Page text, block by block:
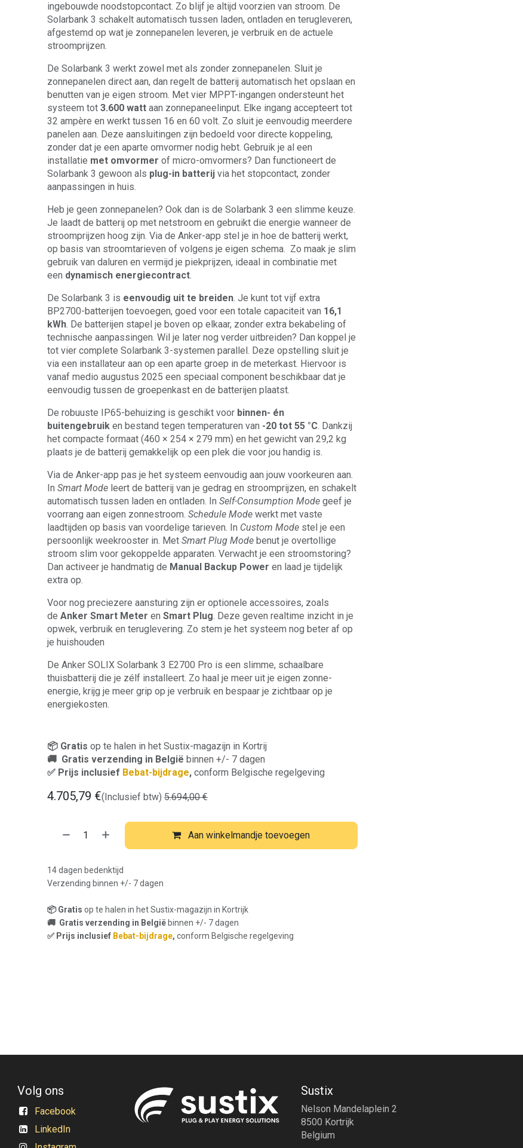
ingebouwde noodstopcontact. Zo blijf je altijd voorzien van stroom. De
Solarbank 3 schakelt automatisch tussen laden, ontladen en terugleveren,
afgestemd op wat je zonnepanelen leveren, je verbruik en de actuele
stroomprijzen.
De Solarbank 3 werkt zowel met als zonder zonnepanelen. Sluit je
zonnepanelen direct aan, dan regelt de batterij automatisch het opslaan en
benutten van je eigen stroom. Met vier MPPT-ingangen ondersteunt het
systeem tot 3.600 wattaan zonnepaneelinput. Elke ingang accepteert tot
32 ampère en werkt tussen 16 en 60 volt. Zo sluit je eenvoudig meerdere
panelen aan. Deze aansluitingen zijn bedoeld voor directe koppeling,
zonder dat je een aparte omvormer nodig hebt. Gebruik je al een
installatie met omvormer of micro-omvormers? Dan functioneert de
Solarbank 3 gewoon als plug-in batterijvia het stopcontact, zonder
aanpassingen in huis.
Heb je geen zonnepanelen? Ook dan is de Solarbank 3 een slimme keuze.
Je laadt de batterij op met netstroom en gebruikt die energie wanneer de
stroomprijzen hoog zijn. Via de Anker-app stel je in hoe de batterij werkt,
op basis van stroomtarieven of volgens je eigen schema. Zo maak je slim
gebruik van daluren en vermijd je piekprijzen, ideaal in combinatie met
een dynamisch energiecontract.
De Solarbank 3 is eenvoudig uit te breiden. Je kunt tot vijf extra
BP2700-batterijen toevoegen, goed voor een totale capaciteit van 16,1
kWh. De batterijen stapel je boven op elkaar, zonder extra bekabeling of
technische aanpassingen. Wil je later nog verder uitbreiden? Dan koppel je
tot vier complete Solarbank 3-systemen parallel. Deze opstelling sluit je
via een installateur aan op een aparte groep in de meterkast. Hiervoor is
vanaf medio augustus 2025 een speciaal component beschikbaar dat je
eenvoudig tussen de groepenkast en de batterijen plaatst.
De robuuste IP65-behuizing is geschikt voor binnen- én
buitengebruiken bestand tegen temperaturen van -20 tot 55 °C. Dankzij
het compacte formaat (460 × 254 × 279 mm) en het gewicht van 29,2 kg
plaats je de batterij gemakkelijk op een plek die voor jou handig is.
Via de Anker-app pas je het systeem eenvoudig aan jouw voorkeuren aan.
In Smart Modeleert de batterij van je gedrag en stroomprijzen, en schakelt
automatisch tussen laden en ontladen. In Self-Consumption Modegeef je
voorrang aan eigen zonnestroom. Schedule Modewerkt met vaste
laadtijden op basis van voordelige tarieven. In Custom Modestel je een
persoonlijk weekrooster in. Met Smart Plug Modebenut je overtollige
stroom slim voor gekoppelde apparaten. Verwacht je een stroomstoring?
Dan activeer je handmatig de Manual Backup Power en laad je tijdelijk
extra op.
Voor nog preciezere aansturing zijn er optionele accessoires, zoals
de Anker Smart Meter en Smart Plug. Deze geven realtime inzicht in je
opwek, verbruik en teruglevering. Zo stem je het systeem nog beter af op
je huishouden
De Anker SOLIX Solarbank 3 E2700 Pro is een slimme, schaalbare
thuisbatterij die je zélf installeert. Zo haal je meer uit je eigen zonne-
energie, krijg je meer grip op je verbruik en bespaar je zichtbaar op je
energiekosten.
📦 Gratis op te halen in het Sustix-magazijn in Kortrij
🚚 Gratis verzending in België binnen +/- 7 dagen
✅ Prijs inclusief Bebat-bijdrage, conform Belgische regelgeving
4.705,79 €(Inclusief btw) 5.694,00€
Aan winkelmandje toevoegen
14 dagen bedenktijd
Verzending binnen +/- 7 dagen
📦 Gratis op te halen in het Sustix-magazijn in Kortrijk
🚚 Gratis verzending in België binnen +/- 7 dagen
✅ Prijs inclusief Bebat-bijdrage, conform Belgische regelgeving
Volg ons
Facebook
LinkedIn
Sustix
Nelson Mandelaplein 2
8500 Kortrijk
Belgium